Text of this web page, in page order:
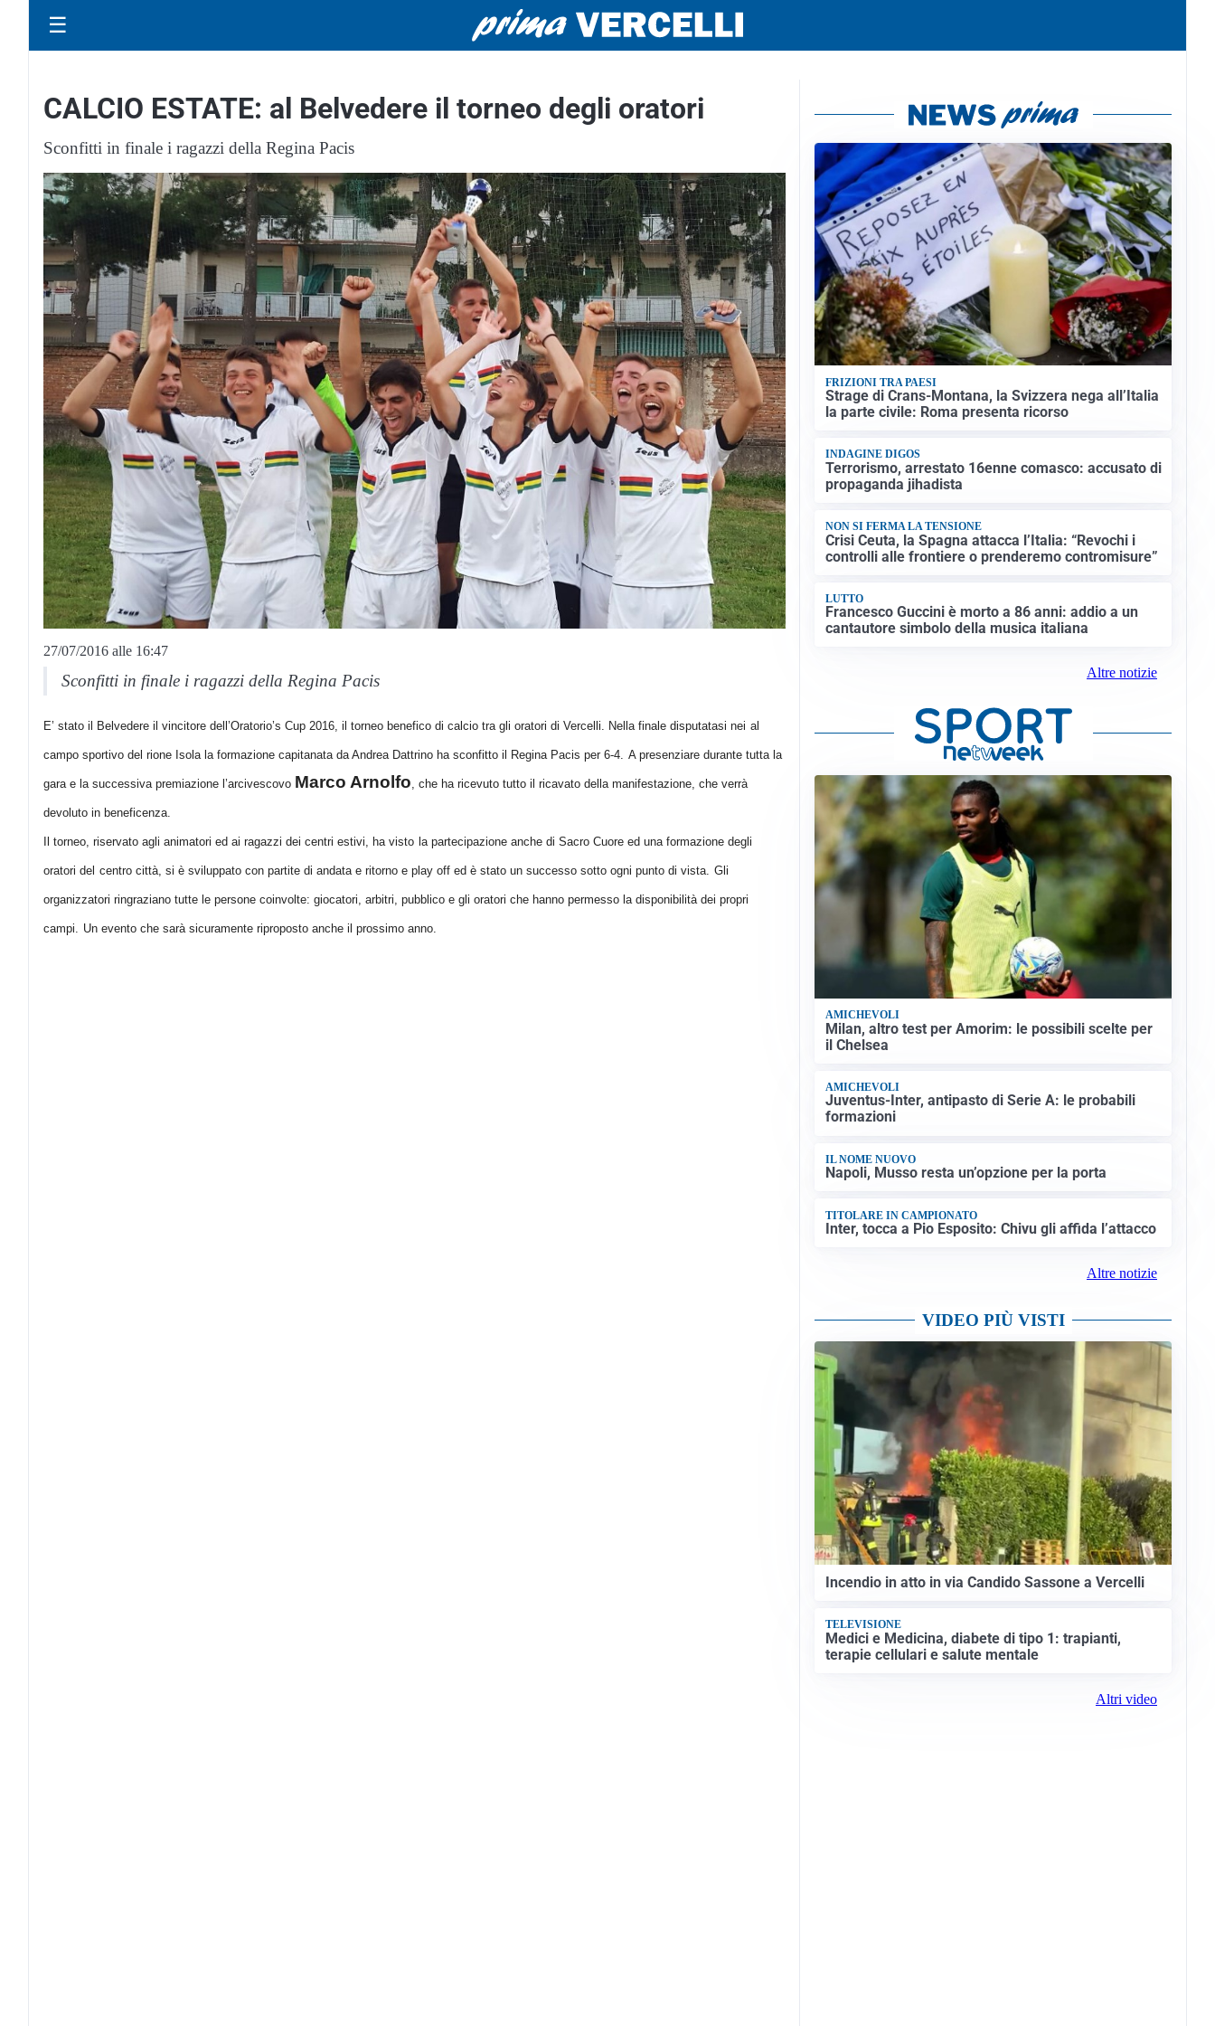
☰
CALCIO ESTATE: al Belvedere il torneo degli oratori
Sconfitti in finale i ragazzi della Regina Pacis
27/07/2016 alle 16:47
Sconfitti in finale i ragazzi della Regina Pacis
E’ stato il Belvedere il vincitore dell’Oratorio’s Cup 2016, il torneo benefico di calcio tra gli oratori di Vercelli. Nella finale disputatasi nei al
campo sportivo del rione Isola la formazione capitanata da Andrea Dattrino ha sconfitto il Regina Pacis per 6-4. A presenziare durante tutta la
gara e la successiva premiazione l’arcivescovo Marco Arnolfo, che ha ricevuto tutto il ricavato della manifestazione, che verrà
devoluto in beneficenza.
Il torneo, riservato agli animatori ed ai ragazzi dei centri estivi, ha visto la partecipazione anche di Sacro Cuore ed una formazione degli
oratori del centro città, si è sviluppato con partite di andata e ritorno e play off ed è stato un successo sotto ogni punto di vista. Gli
organizzatori ringraziano tutte le persone coinvolte: giocatori, arbitri, pubblico e gli oratori che hanno permesso la disponibilità dei propri
campi. Un evento che sarà sicuramente riproposto anche il prossimo anno.
FRIZIONI TRA PAESI
Strage di Crans-Montana, la Svizzera nega all’Italia
la parte civile: Roma presenta ricorso
INDAGINE DIGOS
Terrorismo, arrestato 16enne comasco: accusato di
propaganda jihadista
NON SI FERMA LA TENSIONE
Crisi Ceuta, la Spagna attacca l’Italia: “Revochi i
controlli alle frontiere o prenderemo contromisure”
LUTTO
Francesco Guccini è morto a 86 anni: addio a un
cantautore simbolo della musica italiana
Altre notizie
AMICHEVOLI
Milan, altro test per Amorim: le possibili scelte per
il Chelsea
AMICHEVOLI
Juventus-Inter, antipasto di Serie A: le probabili
formazioni
IL NOME NUOVO
Napoli, Musso resta un’opzione per la porta
TITOLARE IN CAMPIONATO
Inter, tocca a Pio Esposito: Chivu gli affida l’attacco
Altre notizie
VIDEO PIÙ VISTI
Incendio in atto in via Candido Sassone a Vercelli
TELEVISIONE
Medici e Medicina, diabete di tipo 1: trapianti,
terapie cellulari e salute mentale
Altri video